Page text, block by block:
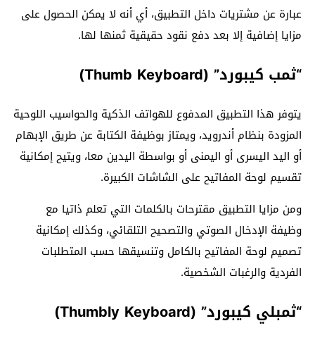
عبارة عن مشتريات داخل التطبيق، أي أنه لا يمكن الحصول على
مزايا إضافية إلا بعد دفع نقود حقيقية ثمنها لها.
“ثمب كيبورد” (Thumb Keyboard)
يتوفر هذا التطبيق المدفوع للهواتف الذكية والحواسيب اللوحية
المزودة بنظام أندرويد، ويمتاز بوظيفة الكتابة عن طريق الإبهام
أو اليد اليسرى أو اليمنى أو بواسطة اليدين معا، ويتيح إمكانية
تقسيم لوحة المفاتيح على الشاشات الكبيرة.
ومن مزايا التطبيق مقترحات بالكلمات التي تعلم ذاتيا مع
وظيفة الإدخال الصوتي والتصحيح التلقائي، وكذلك إمكانية
تصميم لوحة المفاتيح بالكامل وتنسيقها حسب المتطلبات
الفردية والرغبات الشخصية.
“ثمبلي كيبورد” (Thumbly Keyboard)